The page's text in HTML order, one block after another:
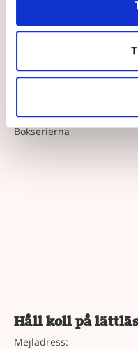
Lättlästa böcker efter ålder
Bokserierna
Håll koll på
Mejladress: